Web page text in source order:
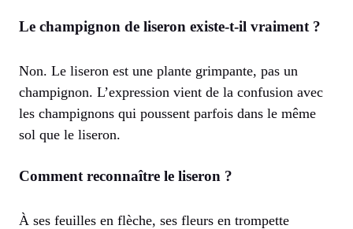
Le champignon de liseron existe-t-il vraiment ?
Non. Le liseron est une plante grimpante, pas un
champignon. L’expression vient de la confusion avec
les champignons qui poussent parfois dans le même
sol que le liseron.
Comment reconnaître le liseron ?
À ses feuilles en flèche, ses fleurs en trompette